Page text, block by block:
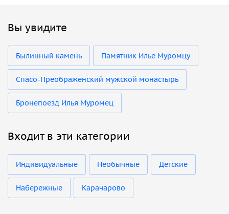
Вы увидите
Былинный камень Памятник Илье Муромцу
Спасо-Преображенский мужской монастырь
Бронепоезд Илья Муромец
Входит в эти категории
Индивидуальные Необычные Детские
Набережные Карачарово